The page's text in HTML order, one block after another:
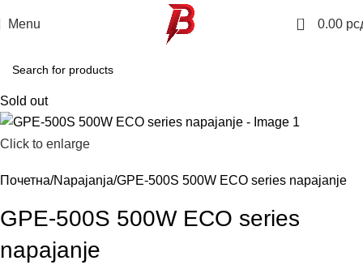
Menu 0 0.00
Sold out
Click to enlarge
Почетна Napajanja GPE-500S 500W ECO series napajanje
GPE-500S 500W ECO series
napajanje